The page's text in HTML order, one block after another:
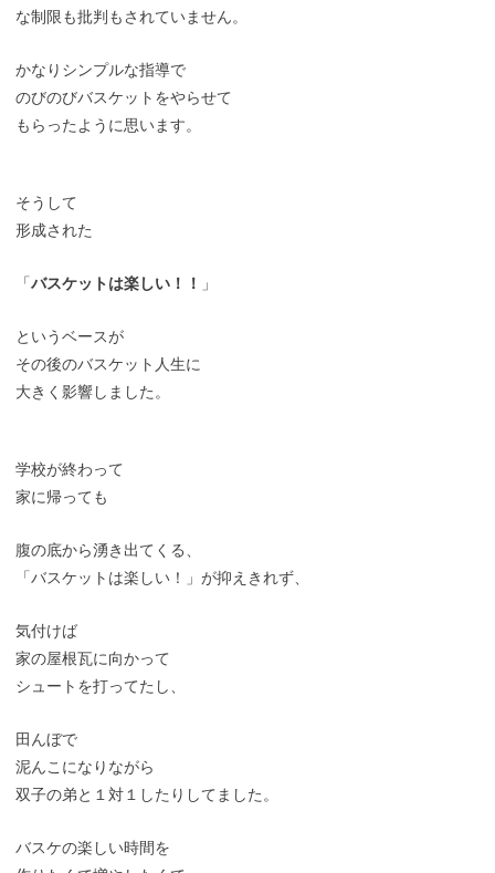
な制限も批判もされていません。
かなりシンプルな指導で
のびのびバスケットをやらせて
もらったように思います。
そうして
形成された
「バスケットは楽しい！！ 」
というベースが
その後のバスケット人生に
大きく影響しました。
学校が終わって
家に帰っても
腹の底から湧き出てくる、
「バスケットは楽しい！」が抑えきれず、
気付けば
家の屋根瓦に向かって
シュートを打ってたし、
田んぼで
泥んこになりながら
双子の弟と１対１したりしてました。
バスケの楽しい時間を